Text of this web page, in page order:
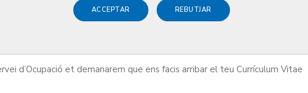
ACCEPTAR REBUTJAR
d’Ocupació et demanarem que ens facis arribar el teu Currículum Vitae